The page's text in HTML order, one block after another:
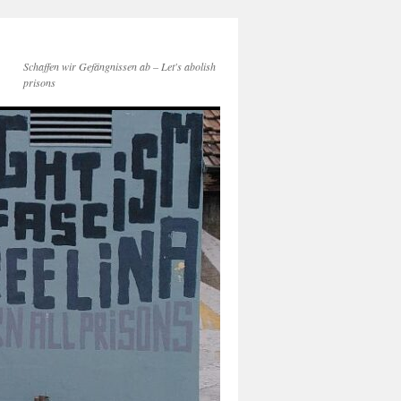
Schaffen wir Gefängnissen ab – Let's abolish
prisons